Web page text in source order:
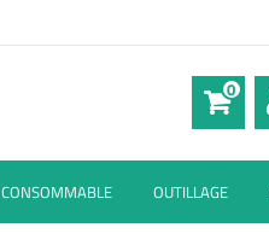
0
CONSOMMABLE OUTILLAGE